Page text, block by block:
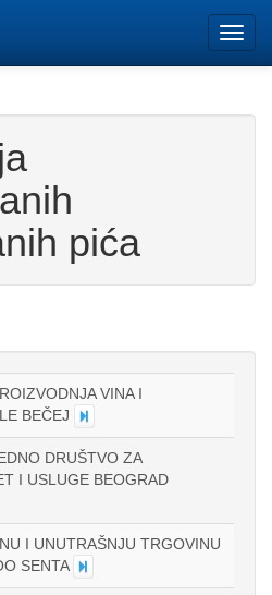
pića
VINA I
BEČEJ
DRUŠTVO ZA
I USLUGE BEOGRAD
I UNUTRAŠNJU TRGOVINU
SENTA